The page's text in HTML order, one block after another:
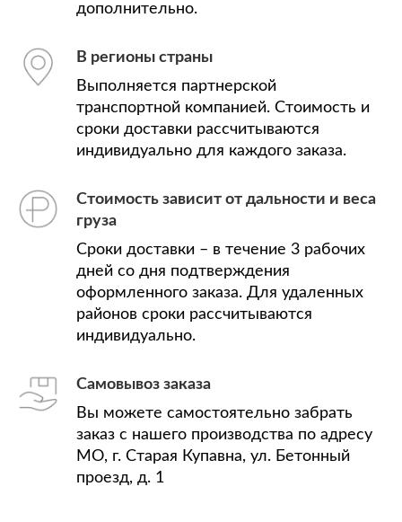
дополнительно.
В регионы страны
Выполняется партнерской
транспортной компанией. Стоимость и
сроки доставки рассчитываются
индивидуально для каждого заказа.
Стоимость зависит от дальности и веса
груза
Сроки доставки – в течение 3 рабочих
дней со дня подтверждения
оформленного заказа. Для удаленных
районов сроки рассчитываются
индивидуально.
Самовывоз заказа
Вы можете самостоятельно забрать
заказ с нашего производства по адресу
МО, г. Старая Купавна, ул. Бетонный
проезд, д. 1